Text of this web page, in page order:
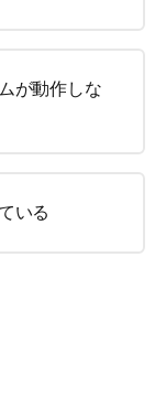
が動作しな
いる